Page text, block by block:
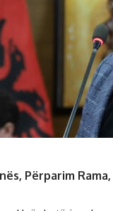
Përparim